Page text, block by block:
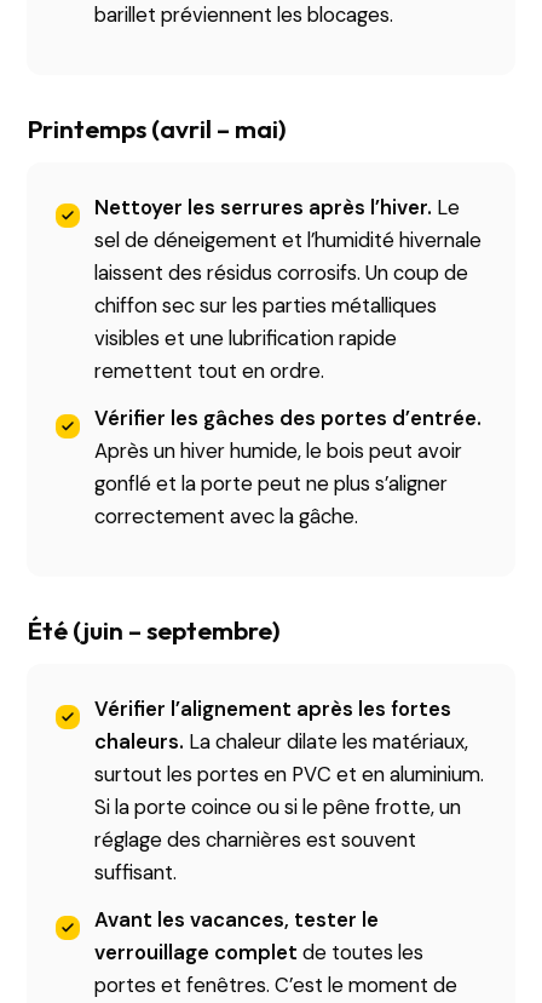
barillet préviennent les blocages.
Printemps (avril – mai)
Nettoyer les serrures après l’hiver. Le
sel de déneigement et l’humidité hivernale
laissent des résidus corrosifs. Un coup de
chiffon sec sur les parties métalliques
visibles et une lubrification rapide
remettent tout en ordre.
Vérifier les gâches des portes d’entrée.
Après un hiver humide, le bois peut avoir
gonflé et la porte peut ne plus s’aligner
correctement avec la gâche.
Été (juin – septembre)
Vérifier l’alignement après les fortes
chaleurs. La chaleur dilate les matériaux,
surtout les portes en PVC et en aluminium.
Si la porte coince ou si le pêne frotte, un
réglage des charnières est souvent
suffisant.
Avant les vacances, tester le
verrouillage complet de toutes les
portes et fenêtres. C’est le moment de